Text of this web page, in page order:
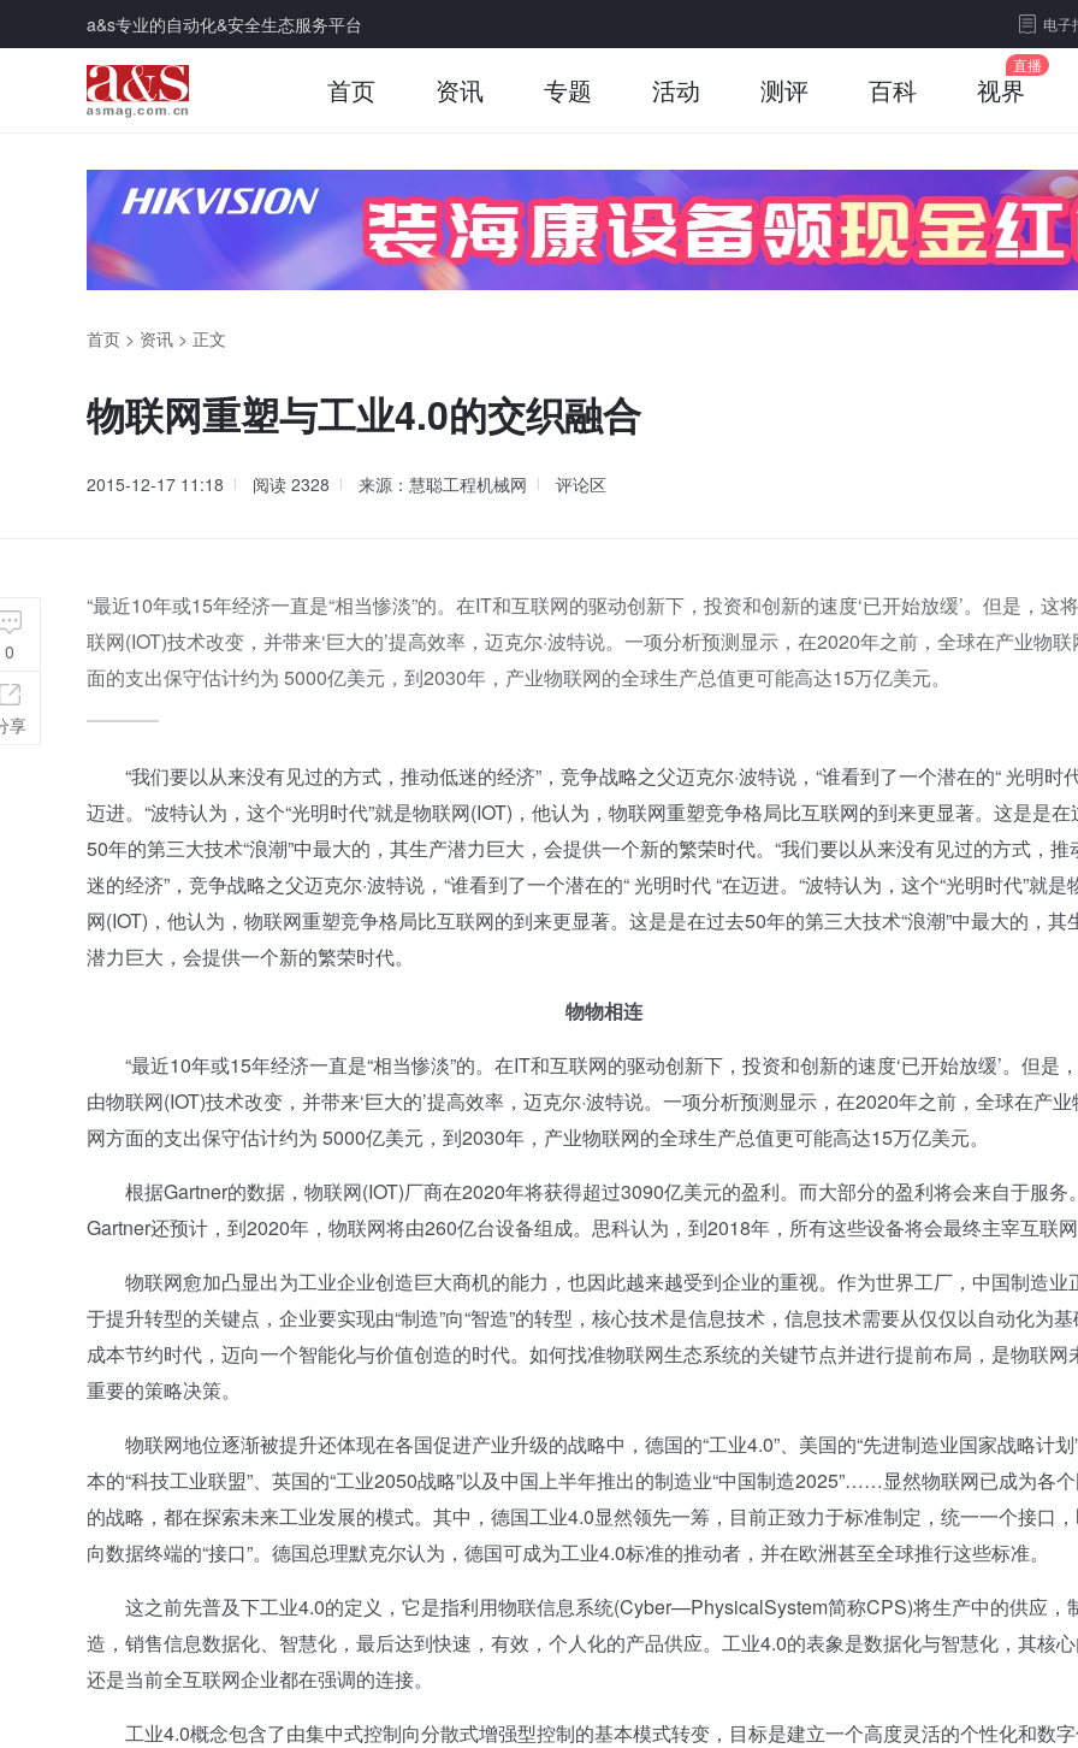
a&s专业的自动化&安全生态服务平台 电子
首页 资讯 专题 活动 测评 百科 视界
首页 > 资讯 > 正文
物联网重塑与工业4.0的交织融合
2015-12-17 11:18 阅读 2328 来源：慧聪工程机械网 评论区
“最近10年或15年经济一直是“相当惨淡”的。在IT和互联网的驱动创新下，投资和创新的速度‘已开始放缓’。但是，这
联网(IOT)技术改变，并带来‘巨大的’提高效率，迈克尔·波特说。一项分析预测显示，在2020年之前，全球在产业物联
面的支出保守估计约为 5000亿美元，到2030年，产业物联网的全球生产总值更可能高达15万亿美元。
“我们要以从来没有见过的方式，推动低迷的经济”，竞争战略之父迈克尔·波特说，“谁看到了一个潜在的“ 光明时
迈进。“波特认为，这个“光明时代”就是物联网(IOT)，他认为，物联网重塑竞争格局比互联网的到来更显著。这是是在
50年的第三大技术“浪潮”中最大的，其生产潜力巨大，会提供一个新的繁荣时代。“我们要以从来没有见过的方式，推
迷的经济”，竞争战略之父迈克尔·波特说，“谁看到了一个潜在的“ 光明时代 “在迈进。“波特认为，这个“光明时代”就是
网(IOT)，他认为，物联网重塑竞争格局比互联网的到来更显著。这是是在过去50年的第三大技术“浪潮”中最大的，其
潜力巨大，会提供一个新的繁荣时代。
物物相连
“最近10年或15年经济一直是“相当惨淡”的。在IT和互联网的驱动创新下，投资和创新的速度‘已开始放缓’。但是
由物联网(IOT)技术改变，并带来‘巨大的’提高效率，迈克尔·波特说。一项分析预测显示，在2020年之前，全球在产业
网方面的支出保守估计约为 5000亿美元，到2030年，产业物联网的全球生产总值更可能高达15万亿美元。
根据Gartner的数据，物联网(IOT)厂商在2020年将获得超过3090亿美元的盈利。而大部分的盈利将会来自于服务。
Gartner还预计，到2020年，物联网将由260亿台设备组成。思科认为，到2018年，所有这些设备将会最终主宰互联网
物联网愈加凸显出为工业企业创造巨大商机的能力，也因此越来越受到企业的重视。作为世界工厂，中国制造业
于提升转型的关键点，企业要实现由“制造”向“智造”的转型，核心技术是信息技术，信息技术需要从仅仅以自动化为基
成本节约时代，迈向一个智能化与价值创造的时代。如何找准物联网生态系统的关键节点并进行提前布局，是物联网
重要的策略决策。
物联网地位逐渐被提升还体现在各国促进产业升级的战略中，德国的“工业4.0”、美国的“先进制造业国家战略计划
本的“科技工业联盟”、英国的“工业2050战略”以及中国上半年推出的制造业“中国制造2025”……显然物联网已成为各
的战略，都在探索未来工业发展的模式。其中，德国工业4.0显然领先一筹，目前正致力于标准制定，统一一个接口
向数据终端的“接口”。德国总理默克尔认为，德国可成为工业4.0标准的推动者，并在欧洲甚至全球推行这些标准。
这之前先普及下工业4.0的定义，它是指利用物联信息系统(Cyber—PhysicalSystem简称CPS)将生产中的供应，
造，销售信息数据化、智慧化，最后达到快速，有效，个人化的产品供应。工业4.0的表象是数据化与智慧化，其核
还是当前全互联网企业都在强调的连接。
工业4.0概念包含了由集中式控制向分散式增强型控制的基本模式转变，目标是建立一个高度灵活的个性化和数
0
享